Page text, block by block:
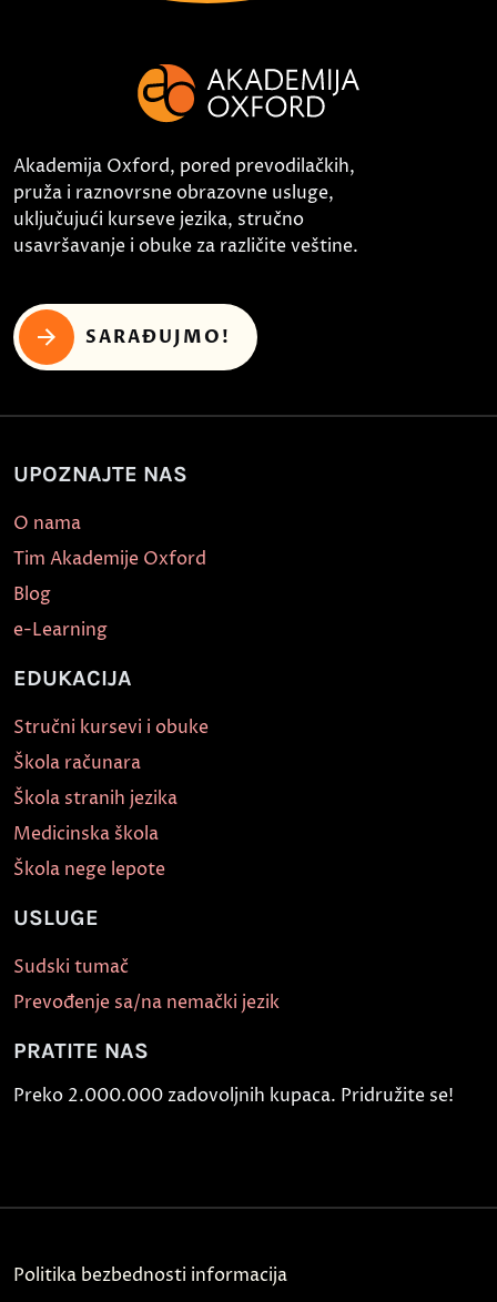
Akademija Oxford, pored prevodilačkih,
pruža i raznovrsne obrazovne usluge,
uključujući kurseve jezika, stručno
usavršavanje i obuke za različite veštine.
SARAĐUJMO!
UPOZNAJTE NAS
O nama
Tim Akademije Oxford
Blog
e-Learning
EDUKACIJA
Stručni kursevi i obuke
Škola računara
Škola stranih jezika
Medicinska škola
Škola nege lepote
USLUGE
Sudski tumač
Prevođenje sa/na nemački jezik
PRATITE NAS
Preko 2.000.000 zadovoljnih kupaca. Pridružite se!
Politika bezbednosti informacija